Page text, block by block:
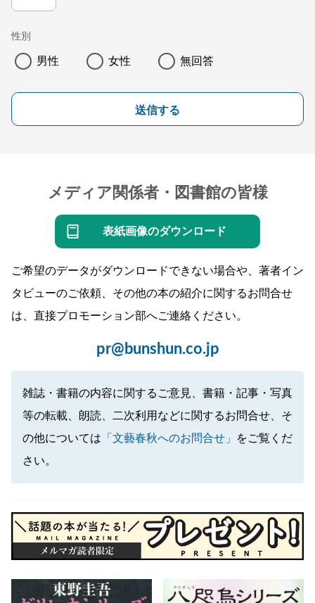
性別
男性 女性 無回答
送信する
メディア関係者・図書館の皆様
表紙画像のダウンロード
ご希望のデータがダウンロードできない場合や、著者イン
タビューのご依頼、その他の本の紹介に関するお問合せ
は、直接プロモーション部へご連絡ください。
pr@bunshun.co.jp
雑誌・書籍の内容に関するご意見、書籍・記事・写真
等の転載、朗読、二次利用などに関するお問合せ、そ
の他については 「文藝春秋へのお問合せ」
をご覧くだ
さい。